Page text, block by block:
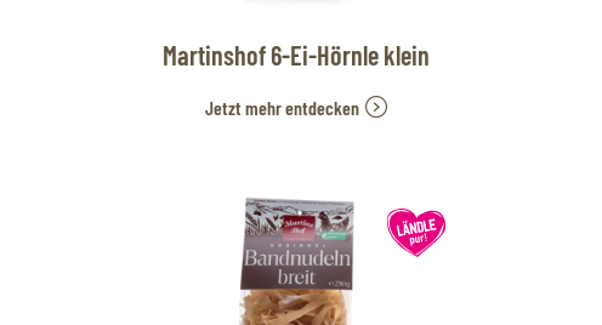
Martinshof 6-Ei-Hörnle klein
Jetzt mehr entdecken